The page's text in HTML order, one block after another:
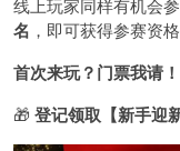
线上玩家同样有机会
名 ，即可获得参赛资
首次来玩？门票我请！
🎁 登记领取【新手迎